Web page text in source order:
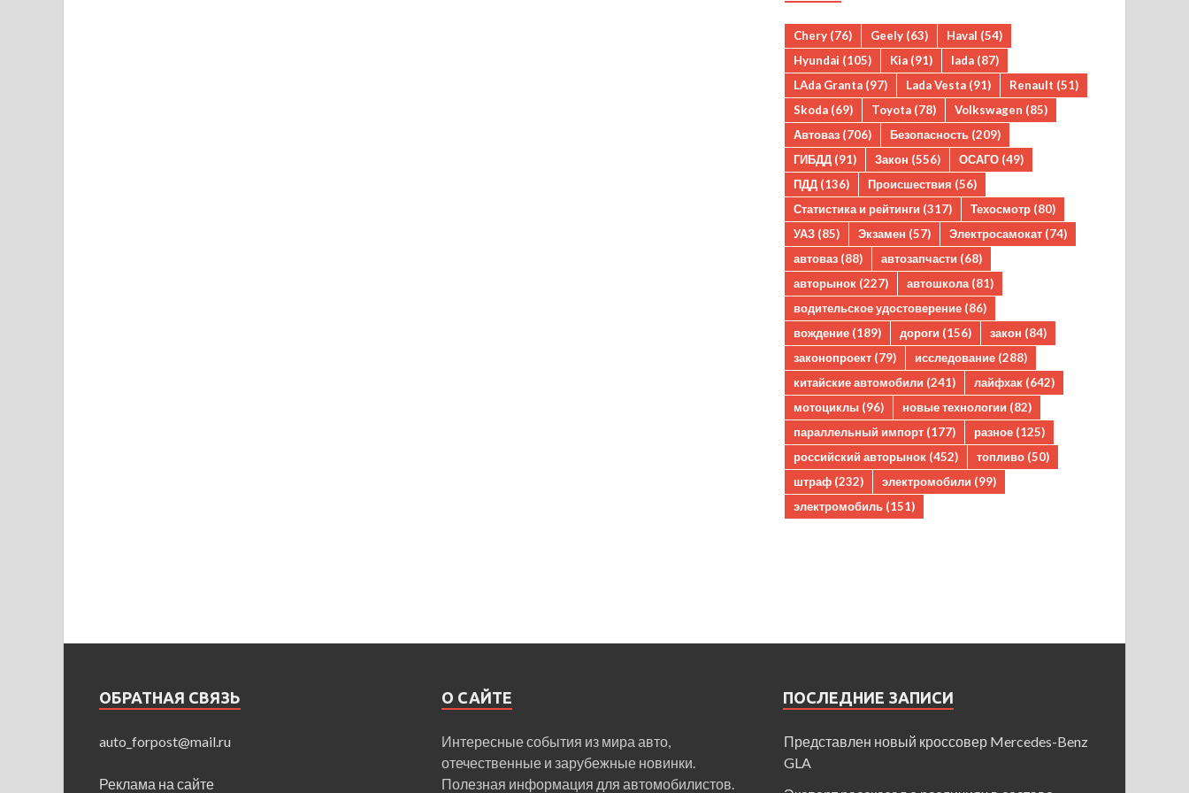
Chery (76) Geely (63) Haval (54)
Hyundai (105) Kia (91) lada (87)
LAda Granta (97) Lada Vesta (91) Renault (51)
Skoda (69) Toyota (78) Volkswagen (85)
Автоваз (706) Безопасность (209)
ГИБДД (91) Закон (556) ОСАГО (49)
ПДД (136) Происшествия (56)
Статистика и рейтинги (317) Техосмотр (80)
УАЗ (85) Экзамен (57) Электросамокат (74)
автоваз (88) автозапчасти (68)
авторынок (227) автошкола (81)
водительское удостоверение (86)
вождение (189) дороги (156) закон (84)
законопроект (79) исследование (288)
китайские автомобили (241) лайфхак (642)
мотоциклы (96) новые технологии (82)
параллельный импорт (177) разное (125)
российский авторынок (452) топливо (50)
штраф (232) электромобили (99)
электромобиль (151)
ОБРАТНАЯ СВЯЗЬ
auto_forpost@mail.ru
Реклама на сайте
О САЙТЕ
Интересные события из мира авто,
отечественные и зарубежные новинки.
Полезная информация для автомобилистов.
ПОСЛЕДНИЕ ЗАПИСИ
Представлен новый кроссовер Mercedes-Benz
GLA